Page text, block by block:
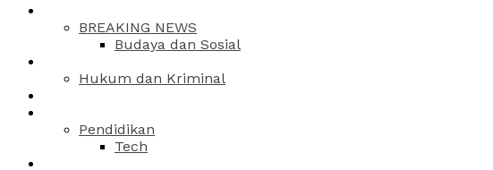
BREAKING NEWS
Budaya dan Sosial
Hukum dan Kriminal
Pendidikan
Tech